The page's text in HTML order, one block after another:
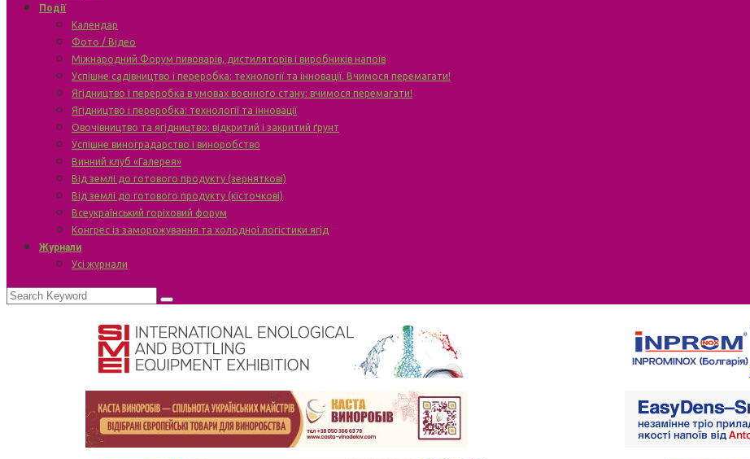
Події
Календар
Фото / Відео
Міжнародний Форум пивоварів, дистиляторів і виробників напоїв
Успішне садівництво і переробка: технології та інновації. Вчимося перемагати!
Ягідництво і переробка в умовах воєнного стану: вчимося перемагати!
Ягідництво і переробка: технології та інновації
Овочівництво та ягідництво: відкритий і закритий ґрунт
Успішне виноградарство і виноробство
Винний клуб «Галерея»
Від землі до готового продукту (зерняткові)
Від землі до готового продукту (кісточкові)
Всеукраїнський горіховий форум
Конгрес із заморожування та холодної логістики ягід
Журнали
Усі журнали